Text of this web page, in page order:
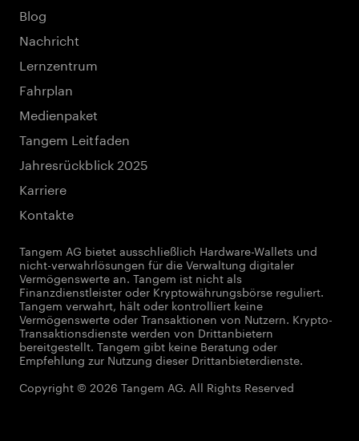
Blog
Nachricht
Lernzentrum
Fahrplan
Medienpaket
Tangem Leitfaden
Jahresrückblick 2025
Karriere
Kontakte
Tangem AG bietet ausschließlich Hardware-Wallets und
nicht-verwahrlösungen für die Verwaltung digitaler
Vermögenswerte an. Tangem ist nicht als
Finanzdienstleister oder Kryptowährungsbörse reguliert.
Tangem verwahrt, hält oder kontrolliert keine
Vermögenswerte oder Transaktionen von Nutzern. Krypto-
Transaktionsdienste werden von Drittanbietern
bereitgestellt. Tangem gibt keine Beratung oder
Empfehlung zur Nutzung dieser Drittanbieterdienste.